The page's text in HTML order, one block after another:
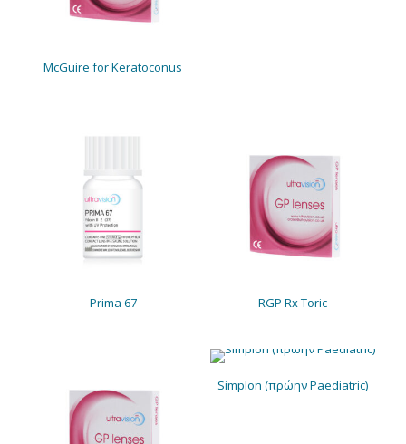
McGuire for Keratoconus
Prima 67 RGP Rx Toric
Simplon (πρώην Paediatric)